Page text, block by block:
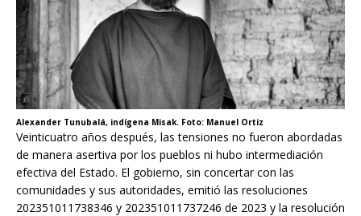
Alexander Tunubalá, indígena Misak. Foto: Manuel Ortiz
Veinticuatro años después, las tensiones no fueron abordadas
de manera asertiva por los pueblos ni hubo intermediación
efectiva del Estado. El gobierno, sin concertar con las
comunidades y sus autoridades, emitió las resoluciones
202351011738346 y 202351011737246 de 2023 y la resolución